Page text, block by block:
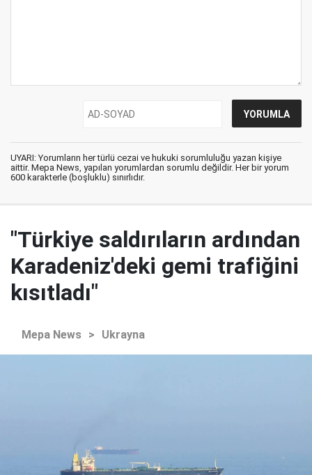
UYARI: Yorumların her türlü cezai ve hukuki sorumluluğu yazan kişiye
aittir. Mepa News, yapılan yorumlardan sorumlu değildir. Her bir yorum
600 karakterle (boşluklu) sınırlıdır.
"Türkiye saldırıların ardından
Karadeniz'deki gemi trafiğini
kısıtladı"
Mepa News > Ukrayna